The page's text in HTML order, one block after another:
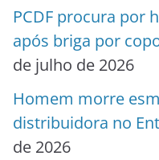
PCDF procura por
após briga por
de julho de 2026
Homem morre
distribuidora no
de 2026